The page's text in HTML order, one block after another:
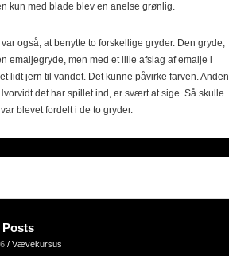
kun med blade blev en anelse grønlig.
også, at benytte to forskellige gryder. Den gryde,
emaljegryde, men med et lille afslag af emalje i
lidt jern til vandet. Det kunne påvirke farven. Anden
det har spillet ind, er svært at sige. Så skulle
blevet fordelt i de to gryder.
Posts
/ Vævekursus